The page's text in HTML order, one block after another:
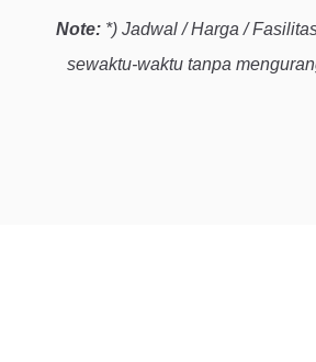
Note: *) Jadwal / Harga /
sewaktu-waktu tanpa